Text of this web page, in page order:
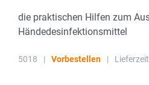
die praktischen Hilfen zum
Händedesinfektionsmittel
5018 | Vorbestellen |